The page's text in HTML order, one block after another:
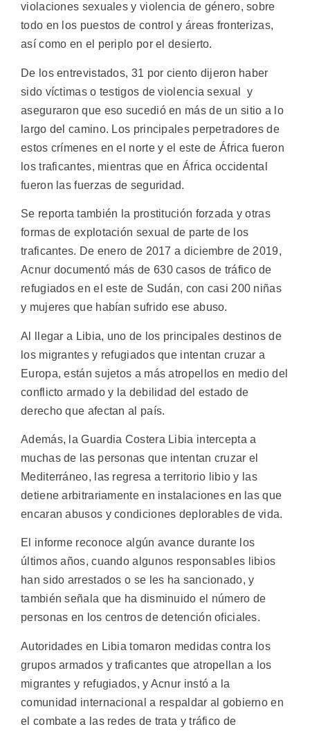
violaciones sexuales y violencia de género, sobre
todo en los puestos de control y áreas fronterizas,
así como en el periplo por el desierto.
De los entrevistados, 31 por ciento dijeron haber
sido víctimas o testigos de violencia sexual y
aseguraron que eso sucedió en más de un sitio a lo
largo del camino. Los principales perpetradores de
estos crímenes en el norte y el este de África fueron
los traficantes, mientras que en África occidental
fueron las fuerzas de seguridad.
Se reporta también la prostitución forzada y otras
formas de explotación sexual de parte de los
traficantes. De enero de 2017 a diciembre de 2019,
Acnur documentó más de 630 casos de tráfico de
refugiados en el este de Sudán, con casi 200 niñas
y mujeres que habían sufrido ese abuso.
Al llegar a Libia, uno de los principales destinos de
los migrantes y refugiados que intentan cruzar a
Europa, están sujetos a más atropellos en medio del
conflicto armado y la debilidad del estado de
derecho que afectan al país.
Además, la Guardia Costera Libia intercepta a
muchas de las personas que intentan cruzar el
Mediterráneo, las regresa a territorio libio y las
detiene arbitrariamente en instalaciones en las que
encaran abusos y condiciones deplorables de vida.
El informe reconoce algún avance durante los
últimos años, cuando algunos responsables libios
han sido arrestados o se les ha sancionado, y
también señala que ha disminuido el número de
personas en los centros de detención oficiales.
Autoridades en Libia tomaron medidas contra los
grupos armados y traficantes que atropellan a los
migrantes y refugiados, y Acnur instó a la
comunidad internacional a respaldar al gobierno en
el combate a las redes de trata y tráfico de